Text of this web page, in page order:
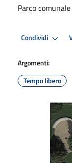
Parco
Condividi
Argomenti:
Tempo libero